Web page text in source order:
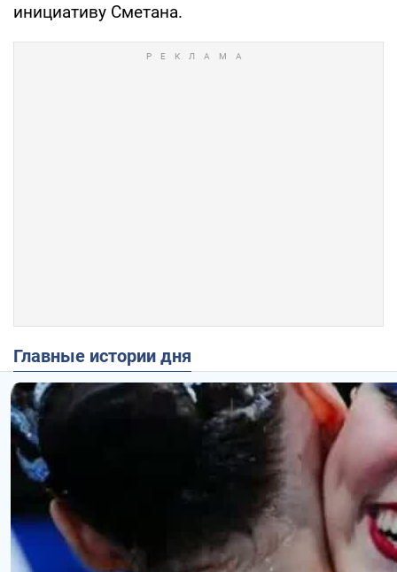
инициативу Сметана.
Главные истории дня